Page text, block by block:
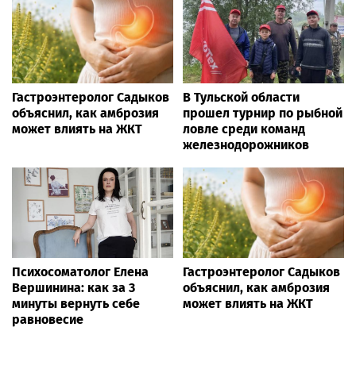
Гастроэнтеролог Садыков
объяснил, как амброзия
может влиять на ЖКТ
В Тульской области
прошел турнир по рыбной
ловле среди команд
железнодорожников
Психосоматолог Елена
Вершинина: как за 3
минуты вернуть себе
равновесие
Гастроэнтеролог Садыков
объяснил, как амброзия
может влиять на ЖКТ